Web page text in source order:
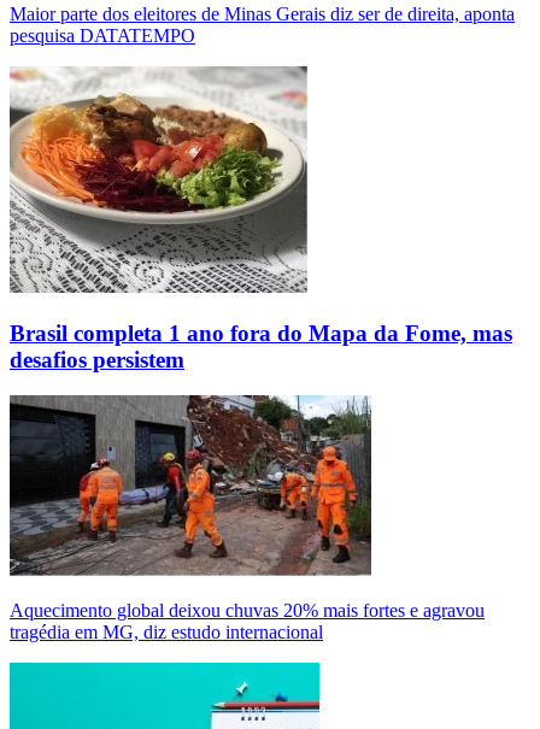
Maior parte dos eleitores de Minas Gerais diz ser de direita, aponta
pesquisa DATATEMPO
Brasil completa 1 ano fora do Mapa da Fome, mas
desafios persistem
Aquecimento global deixou chuvas 20% mais fortes e agravou
tragédia em MG, diz estudo internacional